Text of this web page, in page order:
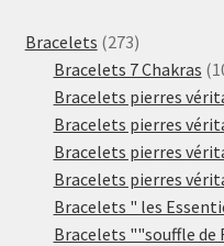
Bracelets 273273
produits
Bracelets 7 Chakras
Bracelets pierres
Bracelets pierres
Bracelets pierres
Bracelets pierres
Bracelets " les
Bracelets ""souffle de